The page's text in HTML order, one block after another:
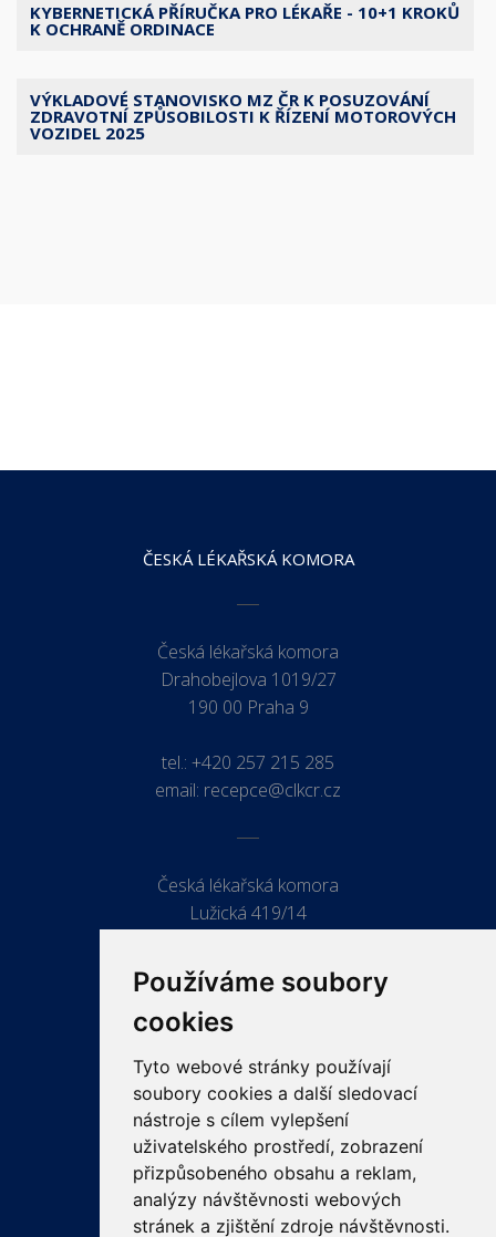
Používáme soubory
cookies
Tyto webové stránky používají
soubory cookies a další sledovací
nástroje s cílem vylepšení
uživatelského prostředí, zobrazení
přizpůsobeného obsahu a reklam,
analýzy návštěvnosti webových
stránek a zjištění zdroje návštěvnosti.
KYBERNETICKÁ PŘÍRUČKA PRO LÉKAŘE - 10+1 KROKŮ
K OCHRANĚ ORDINACE
VÝKLADOVÉ STANOVISKO MZ ČR K POSUZOVÁNÍ
ZDRAVOTNÍ ZPŮSOBILOSTI K ŘÍZENÍ MOTOROVÝCH
VOZIDEL 2025
ČESKÁ LÉKAŘSKÁ KOMORA
Česká lékařská komora
Drahobejlova 1019/27
190 00 Praha 9
tel.: +420 257 215 285
email: recepce@clkcr.cz
Česká lékařská komora
Lužická 419/14
ODKAZY
PRO LÉKAŘE
PRO VEŘEJNOST
VZDĚLÁVÁNÍ